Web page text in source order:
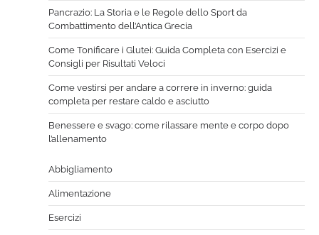
Pancrazio: La Storia e le Regole dello Sport da
Combattimento dell’Antica Grecia
Come Tonificare i Glutei: Guida Completa con Esercizi e
Consigli per Risultati Veloci
Come vestirsi per andare a correre in inverno: guida
completa per restare caldo e asciutto
Benessere e svago: come rilassare mente e corpo dopo
l’allenamento
Abbigliamento
Alimentazione
Esercizi